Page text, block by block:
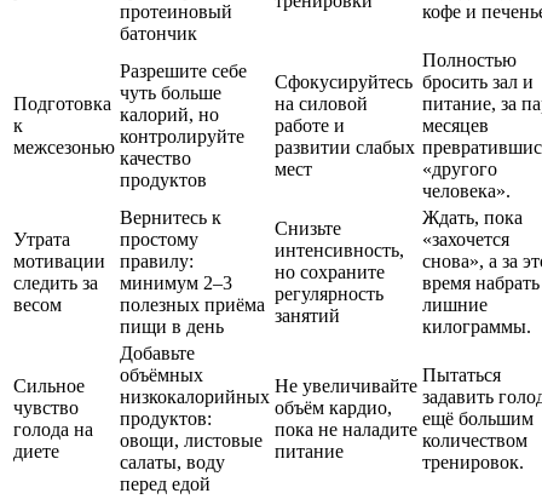
протеиновый
батончик
кофе и
Подготовка
к
межсезонью
Разрешите себе
чуть больше
калорий, но
контролируйте
качество
продуктов
Сфокусируйтесь
на силовой
работе и
развитии слабых
мест
Полностью
бросить зал и
питание, за
месяцев
«другого
человека».
Утрата
мотивации
следить за
весом
Вернитесь к
простому
правилу:
минимум 2–3
полезных приёма
пищи в день
Снизьте
интенсивность,
но сохраните
регулярность
занятий
Ждать, пока
«захочется
снова», а за
время набрать
лишние
килограммы.
Сильное
чувство
голода на
диете
Добавьте
объёмных
низкокалорийных
продуктов:
овощи, листовые
салаты, воду
перед едой
Не увеличивайте
объём кардио,
пока не наладите
питание
Пытаться
задавить
ещё большим
количеством
тренировок.